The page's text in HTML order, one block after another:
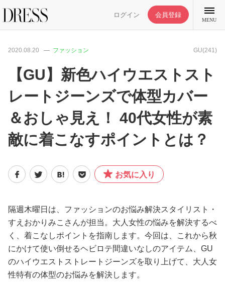
ログイン 会員登録
MENU
特集記事
DRESS部活
ファッション
恋愛/結婚/離婚
美容/健康
ワークスタイル
2020.08.20 ファッション GU(241)
【GU】新色ハイウエストスト
レートジーンズで体型カバー
＆おしゃ見え！ 40代女性が素
敵に着こなすポイントとは？
お気に入り
隔週木曜日は、ファッションのお悩み解決スタイリスト・
すえおかりみこさんが担当。大人女性の悩みを解決するべ
く、着こなしポイントを指南します。今回は、これから秋
にかけて使い倒せるヘビロテ間違いなしのアイテム、GU
のハイウエストストレートジーンズを取り上げて、大人女
性特有の体型のお悩みを解決します。